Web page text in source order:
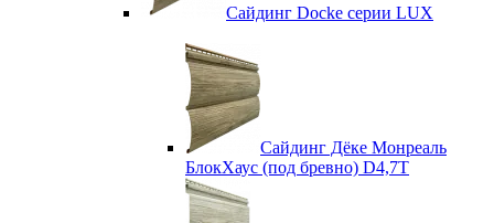
Сайдинг Docke серии LUX
Сайдинг Дёке Монреаль
БлокХаус (под бревно) D4,7T